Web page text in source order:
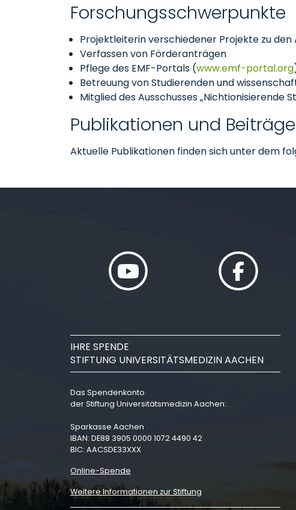
Forschungsschwerpunkte
Projektleiterin verschiedener Projekte zu
Verfassen von Förderanträgen
Pflege des EMF-Portals (www.emf-portal.org
Betreuung von Studierenden und
Mitglied des Ausschusses „Nichtionisierende
Publikationen und Beiträge
Aktuelle Publikationen finden sich unter dem
IHRE SPENDE
STIFTUNG UNIVERSITÄTSMEDIZIN AACHEN
Das Spendenkonto
der Stiftung Universitätsmedizin Aachen:
Sparkasse Aachen
IBAN: DE88 3905 0000 1072 4490 42
BIC: AACSDE33XXX
Online-Spende
Weitere Informationen zur Stiftung